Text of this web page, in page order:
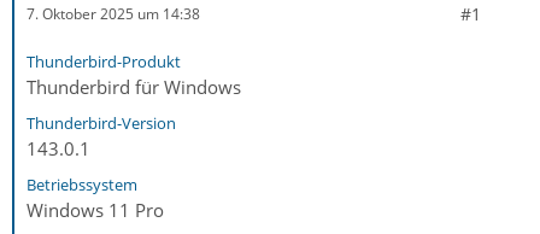
7. Oktober 2025 um 14:38 #1
Thunderbird-Produkt
Thunderbird für Windows
Thunderbird-Version
143.0.1
Betriebssystem
Windows 11 Pro